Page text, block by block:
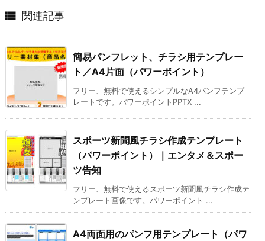
 関連記事
簡易パンフレット、チラシ用テンプレー
ト／A4片面（パワーポイント）
フリー、無料で使えるシンプルなA4パンフテンプ
レートです。パワーポイントPPTX ...
スポーツ新聞風チラシ作成テンプレート
（パワーポイント）｜エンタメ＆スポー
ツ告知
フリー、無料で使えるスポーツ新聞風チラシ作成テ
ンプレート画像です。パワーポイント ...
A4両面用のパンフ用テンプレート（パワ